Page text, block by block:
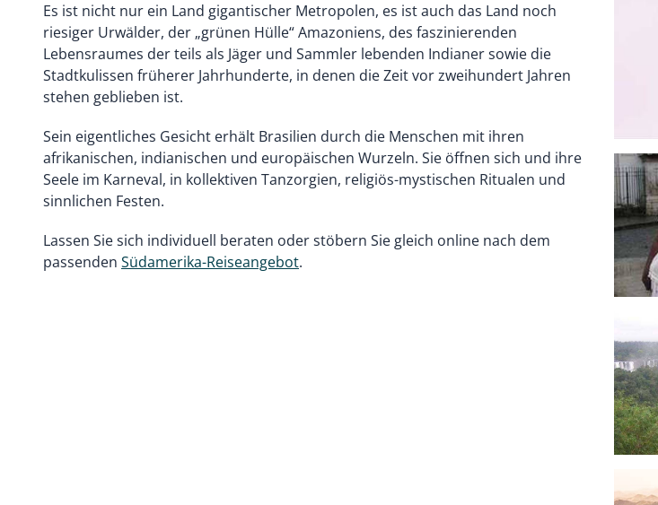
Es ist nicht nur ein Land gigantischer Metropolen, es ist auch das Land noch
riesiger Urwälder, der „grünen Hülle“ Amazoniens, des faszinierenden
Lebensraumes der teils als Jäger und Sammler lebenden Indianer sowie die
Stadtkulissen früherer Jahrhunderte, in denen die Zeit vor zweihundert Jahren
stehen geblieben ist.
Sein eigentliches Gesicht erhält Brasilien durch die Menschen mit ihren
afrikanischen, indianischen und europäischen Wurzeln. Sie öffnen sich und ihre
Seele im Karneval, in kollektiven Tanzorgien, religiös-mystischen Ritualen und
sinnlichen Festen.
Lassen Sie sich individuell beraten oder stöbern Sie gleich online nach dem
passenden Südamerika-Reiseangebot.